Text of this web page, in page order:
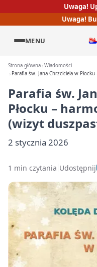
Uwaga!
Uwaga!
MENU
Strona główna Wiadomości
Parafia św. Jana Chrzciciela w
Parafia św.
Płocku –
(wizyt
2 stycznia 2026
1 min czytania Udostępnij